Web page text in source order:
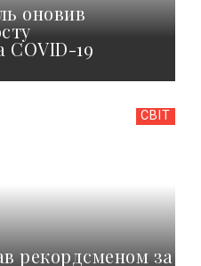
оновив
COVID-19
СВІТ
рекордсменом за